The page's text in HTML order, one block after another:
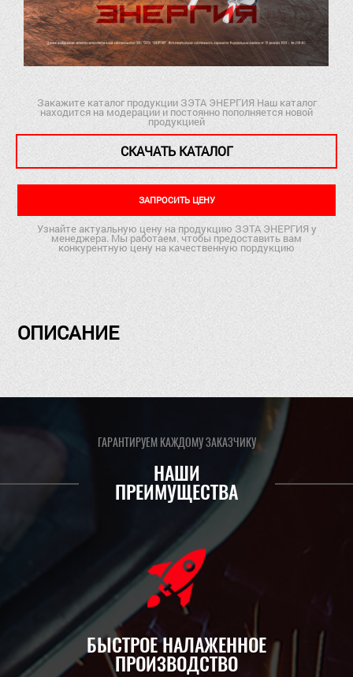
Закажите каталог продукции ЗЭТА ЭНЕРГИЯ Наш каталог
находится на модерации и постоянно пополняется новой
продукцией
СКАЧАТЬ КАТАЛОГ
ЗАПРОСИТЬ ЦЕНУ
Узнайте актуальную цену на продукцию ЗЭТА ЭНЕРГИЯ у
менеджера. Мы работаем. чтобы предоставить вам
конкурентную цену на качественную пордукцию
ОПИСАНИЕ
ГАРАНТИРУЕМ КАЖДОМУ ЗАКАЗЧИКУ
НАШИ
ПРЕИМУЩЕСТВА
БЫСТРОЕ НАЛАЖЕННОЕ
ПРОИЗВОДСТВО